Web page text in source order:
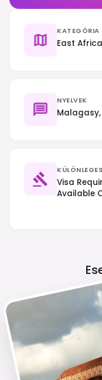
KATEGÓRIA
East
NYELVEK
Malagasy,
Visa
Available
Respect